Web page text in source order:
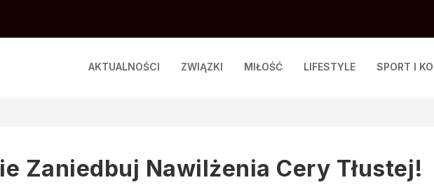
AKTUALNOŚCI ZWIĄZKI MIŁOŚĆ LIFESTYLE SPORT I
Zaniedbuj Nawilżenia Cery Tłustej!